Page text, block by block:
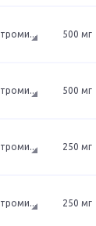
... 500 мг
... 500 мг
... 250 мг
... 250 мг